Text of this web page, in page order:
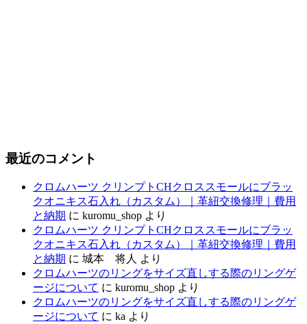
最近のコメント
クロムハーツ クリンプトCHクロススモールにブラッ
クオニキス石入れ（カスタム）｜革紐交換修理｜費用
と納期 に kuromu_shop より
クロムハーツ クリンプトCHクロススモールにブラッ
クオニキス石入れ（カスタム）｜革紐交換修理｜費用
と納期 に 城本 将人 より
クロムハーツのリングをサイズ直しする際のリングゲ
ージについて に kuromu_shop より
クロムハーツのリングをサイズ直しする際のリングゲ
ージについて に ka より